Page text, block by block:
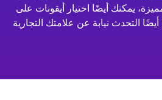
يمكنك أيضًا اختيار أيقونات على